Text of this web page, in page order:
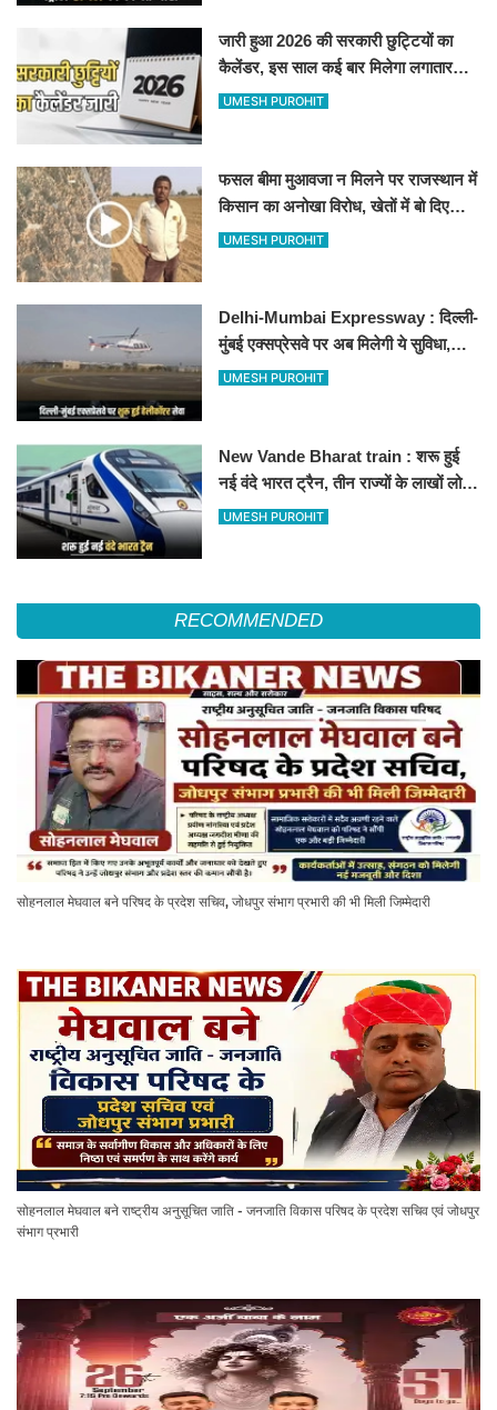
जारी हुआ 2026 की सरकारी छुट्टियों का
कैलेंडर, इस साल कई बार मिलेगा लगातार
अवकाश, देखें
UMESH PUROHIT
फसल बीमा मुआवजा न मिलने पर राजस्थान में
किसान का अनोखा विरोध, खेतों में बो दिए
500-500 रुपए के नोट, वीडियो वायरल
UMESH PUROHIT
Delhi-Mumbai Expressway : दिल्ली-
मुंबई एक्सप्रेसवे पर अब मिलेगी ये सुविधा,
हेलीकॉप्टर सर्विस से तुरंत घायल पहुंचेगा
UMESH PUROHIT
New Vande Bharat train : शरू हुई
नई वंदे भारत ट्रैन, तीन राज्यों के लाखों लोगों
का सफर होगा आसान, देखें पूरा रूटमैप
UMESH PUROHIT
RECOMMENDED
सोहनलाल मेघवाल बने परिषद के प्रदेश सचिव, जोधपुर संभाग प्रभारी की भी मिली जिम्मेदारी
सोहनलाल मेघवाल बने राष्ट्रीय अनुसूचित जाति - जनजाति विकास परिषद के प्रदेश सचिव एवं जोधपुर
संभाग प्रभारी